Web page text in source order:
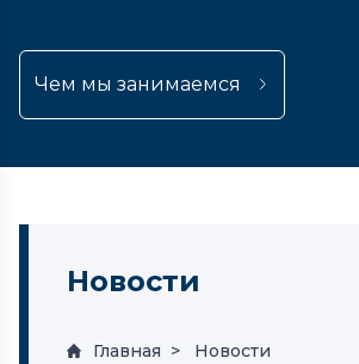
Чем мы занимаемся
Новости
Главная Новости